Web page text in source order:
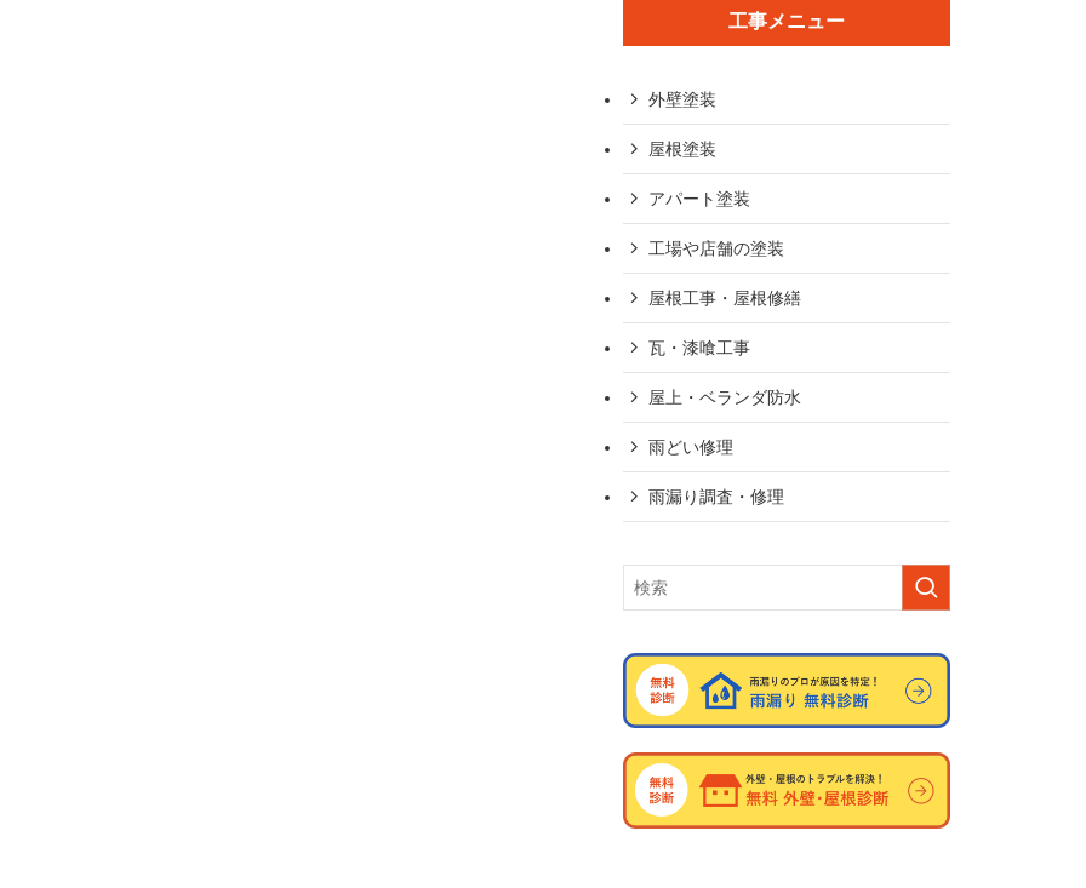
工事メニュー
外壁塗装
屋根塗装
アパート塗装
工場や店舗の塗装
屋根工事・屋根修繕
瓦・漆喰工事
屋上・ベランダ防水
雨どい修理
雨漏り調査・修理